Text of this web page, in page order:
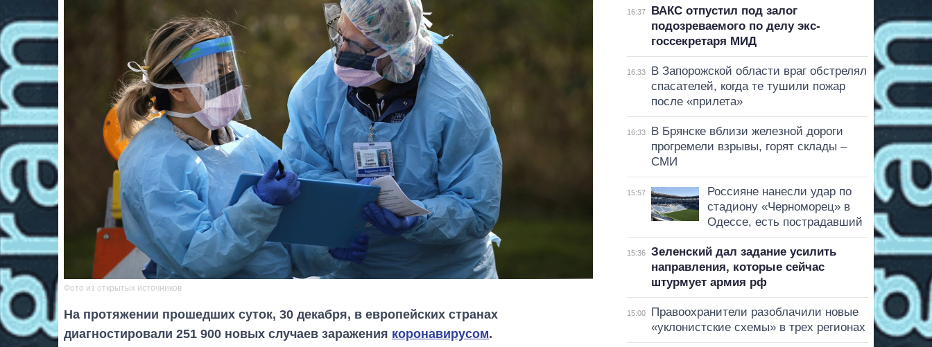
Фото из открытых источников
На протяжении прошедших суток, 30 декабря, в европейских странах
диагностировали 251 900 новых случаев заражения коронавирусом.
16:37
ВАКС отпустил под залог
подозреваемого по делу экс-
госсекретаря МИД
16:33
В Запорожской области враг обстрелял
спасателей, когда те тушили пожар
после «прилета»
16:33
В Брянске вблизи железной дороги
прогремели взрывы, горят склады –
СМИ
15:57
Россияне нанесли удар по
стадиону «Черноморец» в
Одессе, есть пострадавший
15:36
Зеленский дал задание усилить
направления, которые сейчас
штурмует армия рф
15:00
Правоохранители разоблачили новые
«уклонистские схемы» в трех регионах